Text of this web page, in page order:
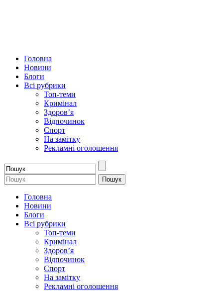
Головна
Новини
Блоги
Всі рубрики
Топ-теми
Кримінал
Здоров’я
Відпочинок
Спорт
На замітку
Рекламні оголошення
Головна
Новини
Блоги
Всі рубрики
Топ-теми
Кримінал
Здоров’я
Відпочинок
Спорт
На замітку
Рекламні оголошення